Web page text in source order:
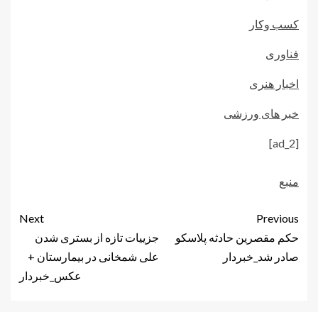
کسب وکار
فناوری
اخبار هنری
خبر های ورزشی
[ad_2]
منبع
Previous
حکم مقصرین حادثه پلاسکو
صادر شد_خبردار
Next
جزییات تازه از بستری شدن
علی شمخانی در بیمارستان +
عکس_خبردار